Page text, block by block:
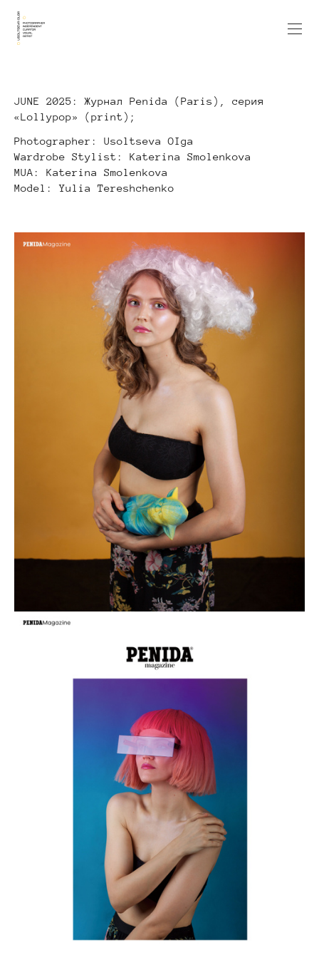
JUNE 2025: Журнал Penida (Paris), серия
«Lollypop» (print);
Photographer: Usoltseva OIga
Wardrobe Stylist: Katerina Smolenkova
MUA: Katerina Smolenkova
Model: Yulia Tereshchenko